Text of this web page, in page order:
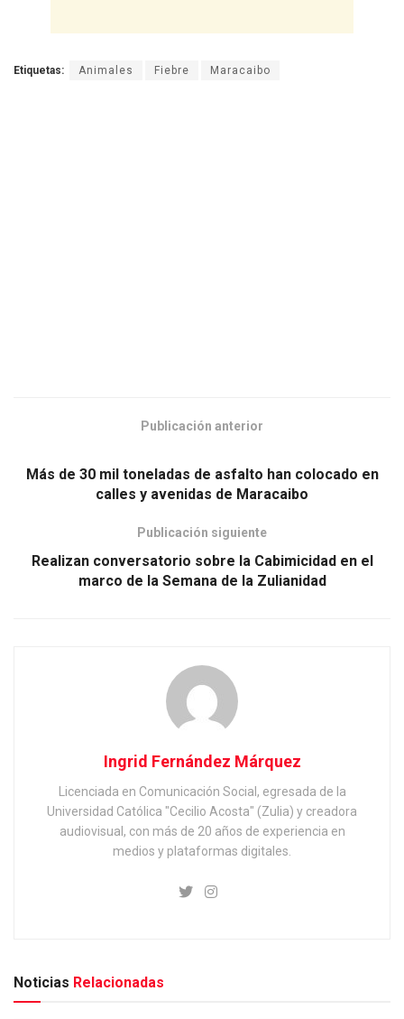
Etiquetas: Animales Fiebre Maracaibo
Publicación anterior
Más de 30 mil toneladas de asfalto han colocado en
calles y avenidas de Maracaibo
Publicación siguiente
Realizan conversatorio sobre la Cabimicidad en el
marco de la Semana de la Zulianidad
Ingrid Fernández Márquez
Licenciada en Comunicación Social, egresada de la
Universidad Católica "Cecilio Acosta" (Zulia) y creadora
audiovisual, con más de 20 años de experiencia en
medios y plataformas digitales.
Noticias Relacionadas